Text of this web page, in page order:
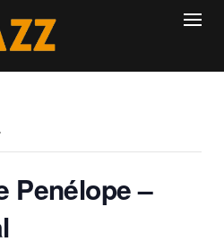
Penélope –